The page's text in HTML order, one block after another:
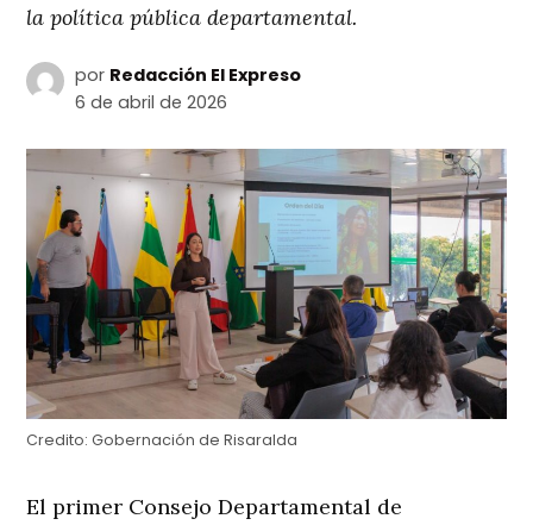
la política pública departamental.
por Redacción El Expreso
6 de abril de 2026
Credito: Gobernación de Risaralda
El primer Consejo Departamental de